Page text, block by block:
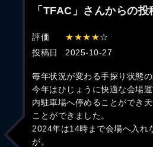
「TFAC」さんからの投
評価 ★★★★☆
投稿日
2025-10-27
毎年状況が変わる手探り状態の
今年はひじょうに快適な会場
内駐車場へ停めることができ
ことができました。
2024年は14時まで会場へ入れ
が。